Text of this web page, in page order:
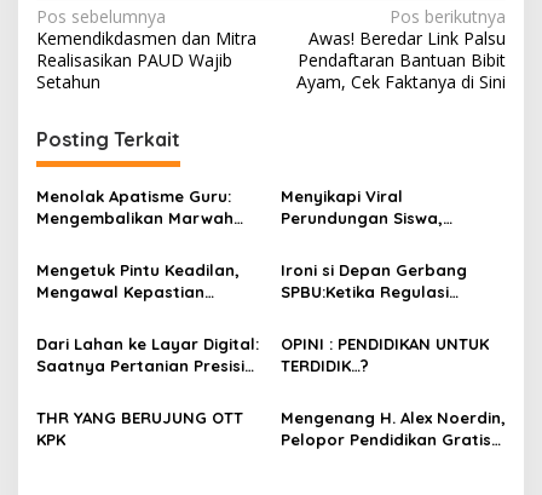
N
a
v
i
g
a
s
i
p
s
Pos sebelumnya
Kemendikdasmen dan Mitra
Realisasikan PAUD Wajib
Setahun
Pos berikutnya
Awas! Beredar Link Palsu
Pendaftaran Bantuan Bibit
Ayam, Cek Faktanya di Sini
Posting Terkait
Menolak Apatisme Guru:
Mengembalikan Marwah
Bayang Kriminalisasi
Menyikapi Viral
Perundungan Siswa,
Fondasi Etika di Sekolah
Kita
Mengetuk Pintu Keadilan,
Mengawal Kepastian
APBN
Ironi si Depan Gerbang
SPBU:Ketika Regulasi
Membentur Perut Rakyat
Miskin
Dari Lahan ke Layar Digital:
Saatnya Pertanian Presisi
Lubuklinggau
OPINI : PENDIDIKAN UNTUK
TERDIDIK…?
THR YANG BERUJUNG OTT
KPK
Mengenang H. Alex Noerdin,
Pelopor Pendidikan Gratis